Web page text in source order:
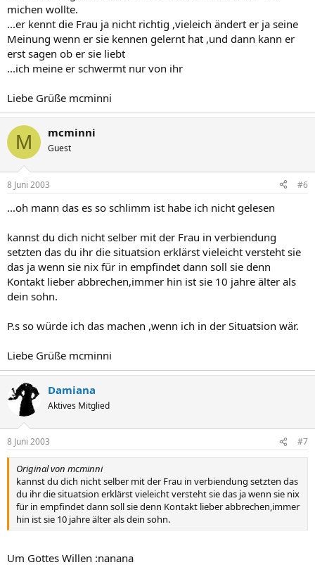
michen wollte.
...er kennt die Frau ja nicht richtig ,vieleich ändert er ja seine
Meinung wenn er sie kennen gelernt hat ,und dann kann er
erst sagen ob er sie liebt
...ich meine er schwermt nur von ihr
Liebe Grüße mcminni
M mcminni
Guest
8 Juni 2003 #6
...oh mann das es so schlimm ist habe ich nicht gelesen
kannst du dich nicht selber mit der Frau in verbiendung
setzten das du ihr die situatsion erklärst vieleicht versteht sie
das ja wenn sie nix für in empfindet dann soll sie denn
Kontakt lieber abbrechen,immer hin ist sie 10 jahre älter als
dein sohn.
P.s so würde ich das machen ,wenn ich in der Situatsion wär.
Liebe Grüße mcminni
Damiana
Aktives Mitglied
8 Juni 2003 #7
Original von mcminni
kannst du dich nicht selber mit der Frau in verbiendung setzten das
du ihr die situatsion erklärst vieleicht versteht sie das ja wenn sie nix
für in empfindet dann soll sie denn Kontakt lieber abbrechen,immer
hin ist sie 10 jahre älter als dein sohn.
Um Gottes Willen :nanana